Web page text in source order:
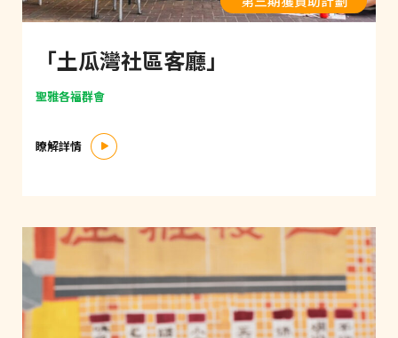
「土瓜灣社區客廳」
聖雅各福群會
瞭解詳情